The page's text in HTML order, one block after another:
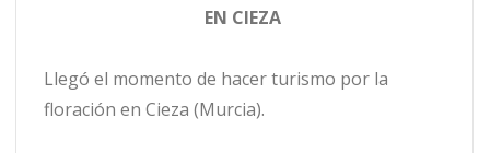
EN CIEZA
Llegó el momento de hacer turismo por la
floración en Cieza (Murcia).